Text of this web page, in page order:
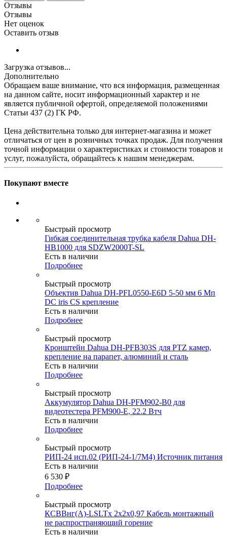
Отзывы
Отзывы
Нет оценок
Оставить отзыв
Загрузка отзывов...
Дополнительно
Обращаем ваше внимание, что вся информация, размещенная
на данном сайте, носит информационный характер и не
является публичной офертой, определяемой положениями
Статьи 437 (2) ГК РФ.
Цена действительна только для интернет-магазина и может
отличаться от цен в розничных точках продаж. Для получения
точной информации о характеристиках и стоимости товаров и
услуг, пожалуйста, обращайтесь к нашим менеджерам.
Покупают вместе
Быстрый просмотр
Гибкая соединительная трубка кабеля Dahua DH-
HB1000 для SDZW2000T-SL
Есть в наличии
Подробнее
Быстрый просмотр
Объектив Dahua DH-PFL0550-E6D 5-50 мм 6 Мп
DC iris CS крепление
Есть в наличии
Подробнее
Быстрый просмотр
Кронштейн Dahua DH-PFB303S для PTZ камер,
крепление на парапет, алюминий и сталь
Есть в наличии
Подробнее
Быстрый просмотр
Аккумулятор Dahua DH-PFM902-B0 для
видеотестера PFM900-E, 22.2 Втч
Есть в наличии
Подробнее
Быстрый просмотр
РИП-24 исп.02 (РИП-24-1/7М4) Источник питания
Есть в наличии
6 530 ₽
Подробнее
Быстрый просмотр
КСВВнг(А)-LSLTx 2х2х0,97 Кабель монтажный
не распространяющий горение
Есть в наличии